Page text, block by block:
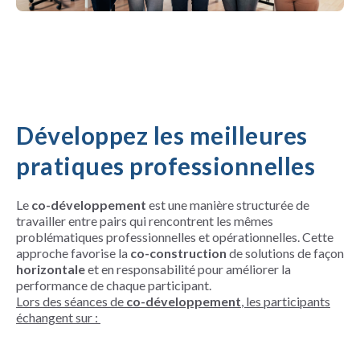
Développez les meilleures
pratiques professionnelles
Le co-développement est une manière structurée de
travailler entre pairs qui rencontrent les mêmes
problématiques professionnelles et opérationnelles. Cette
approche favorise la co-construction de solutions de façon
horizontaleet en responsabilité pour améliorer la
performance de chaque participant.
Lors des séances de co-développement , les participants
échangent sur :